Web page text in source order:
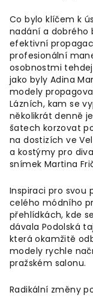
Co bylo klíčem k
nadání a dobrého
efektivní
profesionální
osobnostmi
jako byly Adina
modely
Lázních, kam se
několikrát denně
šatech korzovat
na dostizích ve
a kostýmy pro
snímek Martina
Inspiraci pro svou
celého módního
přehlídkách, kde
dávala Podolská
která okamžitě
modely rychle
pražském salonu.
Radikální změny